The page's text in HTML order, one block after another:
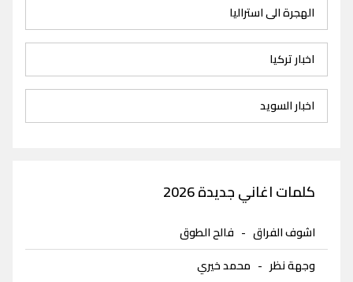
الهجرة الى استراليا
اخبار تركيا
اخبار السويد
كلمات اغاني جديدة 2026
اشوف الفراق - فالح الطوق
وجهة نظر- محمد خيري